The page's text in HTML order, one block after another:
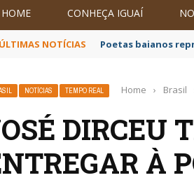
HOME CONHEÇA IGUAÍ
ÚLTIMAS NOTÍCIAS Poetas baianos
NOTÍCIAS TEMPO REAL Home › Brasil
DIRCEU
À